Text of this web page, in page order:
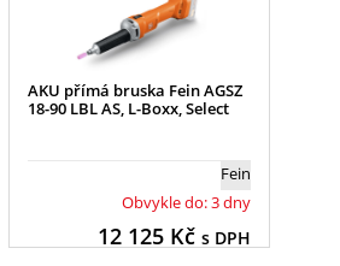
AKU přímá bruska Fein AGSZ
18-90 LBL AS, L-Boxx, Select
Fein
Obvykle do: 3 dny
12 125Kč s DPH